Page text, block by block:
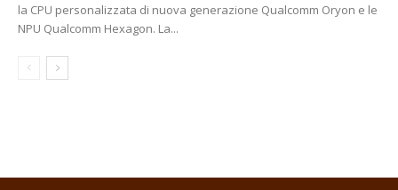
la CPU personalizzata di nuova generazione Qualcomm Oryon e le
NPU Qualcomm Hexagon. La...